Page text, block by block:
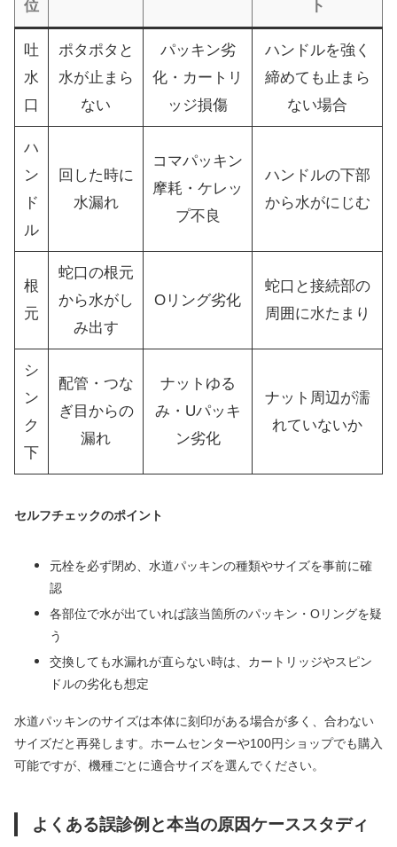
位
ト
吐
水
口
ポタポタと
水が止まら
ない
パッキン劣
化・カートリ
ッジ損傷
ハンドルを強く
締めても止まら
ない場合
ハ
ン
ド
ル
回した時に
水漏れ
コマパッキン
摩耗・ケレッ
プ不良
ハンドルの下部
から水がにじむ
根
元
蛇口の根元
から水がし
み出す
Oリング劣化
蛇口と接続部の
周囲に水たまり
シ
ン
ク
下
配管・つな
ぎ目からの
漏れ
ナットゆる
み・Uパッキ
ン劣化
ナット周辺が濡
れていないか
セルフチェックのポイント
元栓を必ず閉め、水道パッキンの種類やサイズを事前に確
認
各部位で水が出ていれば該当箇所のパッキン・Oリングを疑
う
交換しても水漏れが直らない時は、カートリッジやスピン
ドルの劣化も想定
水道パッキンのサイズは本体に刻印がある場合が多く、合わない
サイズだと再発します。ホームセンターや100円ショップでも購入
可能ですが、機種ごとに適合サイズを選んでください。
よくある誤診例と本当の原因ケーススタディ